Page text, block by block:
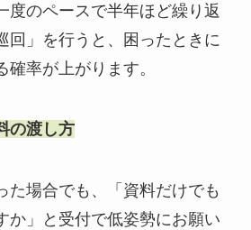
度のペースで半年ほど繰り返
回」を行うと、困ったときに
率が上がります。
の渡し方
た場合でも、「資料だけでも
か」と受付で低姿勢にお願い